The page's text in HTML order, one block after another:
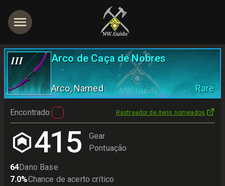
III Arco de Caça de Nobres
Arco, Named Rare
Encontrado: Rastreador de itens nomeados
415
Gear
Pontuação
64Dano Base
7.0%Chance de acerto crítico